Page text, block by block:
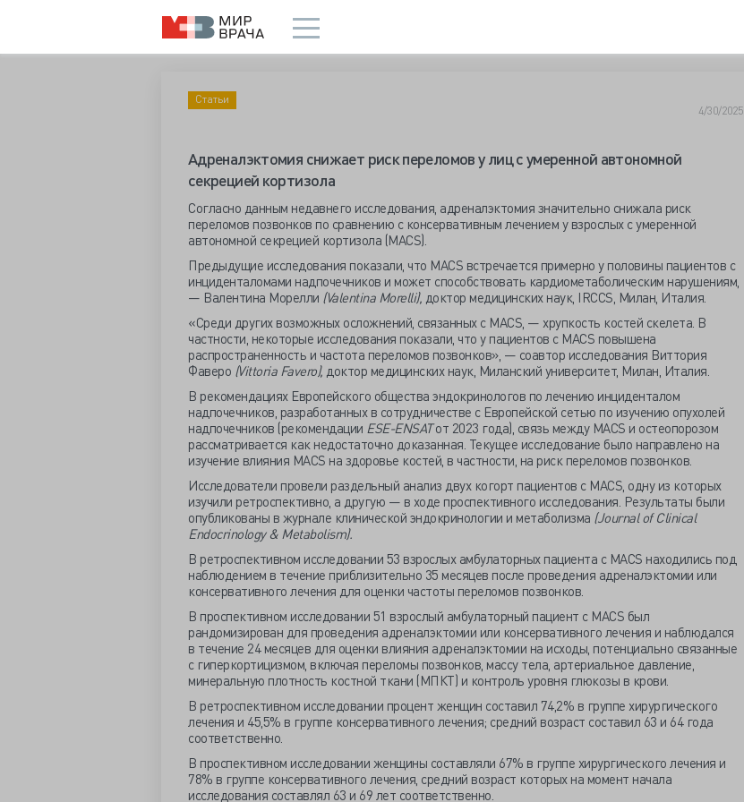
Статьи
4/30/2025
Адреналэктомия снижает риск переломов у лиц с умеренной автономной
секрецией кортизола
Согласно данным недавнего исследования, адреналэктомия значительно снижала риск
переломов позвонков по сравнению с консервативным лечением у взрослых с умеренной
автономной секрецией кортизола (MACS).
Предыдущие исследования показали, что MACS встречается примерно у половины пациентов с
инциденталомами надпочечников и может способствовать кардиометаболическим нарушениям,
— Валентина Морелли (Valentina Morelli), доктор медицинских наук, IRCCS, Милан, Италия.
«Среди других возможных осложнений, связанных с MACS, — хрупкость костей скелета. В
частности, некоторые исследования показали, что у пациентов с MACS повышена
распространенность и частота переломов позвонков», — соавтор исследования Виттория
Фаверо (Vittoria Favero), доктор медицинских наук, Миланский университет, Милан, Италия.
В рекомендациях Европейского общества эндокринологов по лечению инциденталом
надпочечников, разработанных в сотрудничестве с Европейской сетью по изучению опухолей
надпочечников (рекомендации ESE-ENSATот 2023 года), связь между MACS и остеопорозом
рассматривается как недостаточно доказанная. Текущее исследование было направлено на
изучение влияния MACS на здоровье костей, в частности, на риск переломов позвонков.
Исследователи провели раздельный анализ двух когорт пациентов с MACS, одну из которых
изучили ретроспективно, а другую — в ходе проспективного исследования. Результаты были
опубликованы в журнале клинической эндокринологии и метаболизма (Journal of Clinical
Endocrinology & Metabolism).
В ретроспективном исследовании 53 взрослых амбулаторных пациента с MACS находились под
наблюдением в течение приблизительно 35 месяцев после проведения адреналэктомии или
консервативного лечения для оценки частоты переломов позвонков.
В проспективном исследовании 51 взрослый амбулаторный пациент с MACS был
рандомизирован для проведения адреналэктомии или консервативного лечения и наблюдался
в течение 24 месяцев для оценки влияния адреналэктомии на исходы, потенциально связанные
с гиперкортицизмом, включая переломы позвонков, массу тела, артериальное давление,
минеральную плотность костной ткани (МПКТ) и контроль уровня глюкозы в крови.
В ретроспективном исследовании процент женщин составил 74,2% в группе хирургического
лечения и 45,5% в группе консервативного лечения; средний возраст составил 63 и 64 года
соответственно.
В проспективном исследовании женщины составляли 67% в группе хирургического лечения и
78% в группе консервативного лечения, средний возраст которых на момент начала
исследования составлял 63 и 69 лет соответственно.